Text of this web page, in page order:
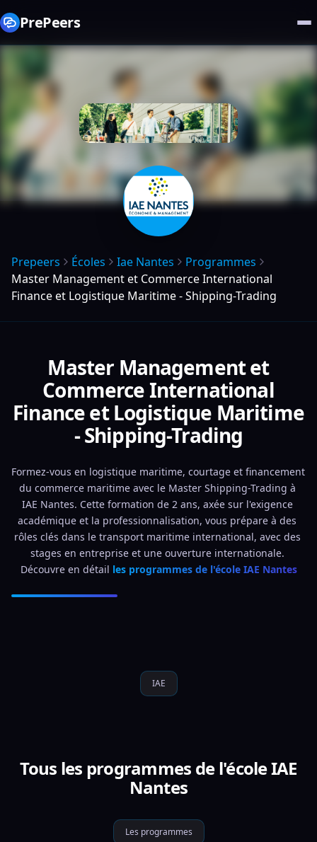
PrePeers
Prepeers Écoles Iae Nantes
Programmes
Master Management et Commerce International
Finance et Logistique Maritime - Shipping-Trading
Master Management et
Commerce International
Finance et Logistique Maritime
- Shipping-Trading
Formez-vous en logistique maritime, courtage et financement
du commerce maritime avec le Master Shipping-Trading à
IAE Nantes. Cette formation de 2 ans, axée sur l'exigence
académique et la professionnalisation, vous prépare à des
rôles clés dans le transport maritime international, avec des
stages en entreprise et une ouverture internationale.
Découvre en détail les programmes de l'école IAE Nantes
IAE
Tous les programmes de l'école IAE
Nantes
Les programmes